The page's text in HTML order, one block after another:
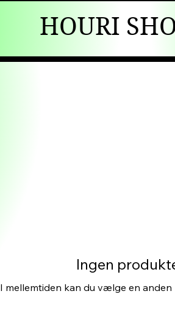
HOURI
Ingen
I mellemtiden kan du vælge en